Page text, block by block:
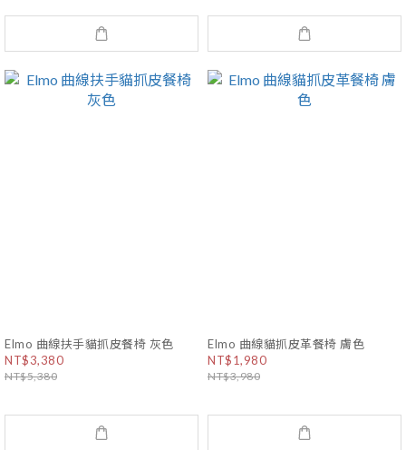
Elmo 曲線扶手貓抓皮餐椅 灰色
NT$3,380
NT$5,380
Elmo 曲線貓抓皮革餐椅 膚色
NT$1,980
NT$3,980